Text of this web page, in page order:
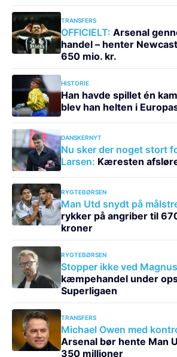
TRANSFERS
OFFICIELT: Arsenal
handel – henter
650 mio. kr.
HISTORIE
Han havde spillet én
blev han helten i
DANSKERNYT
Nu sker der noget stort
Larsen: Kæresten
RYGTEBØRSEN
Man Utd snydt på
rykker på angriber til
kroner
RYGTEBØRSEN
Stopper ikke ved
kæmpehandel under
Superligaen
TRANSFERS
Michael Owen med
Arsenal bør hente Man
350 millioner